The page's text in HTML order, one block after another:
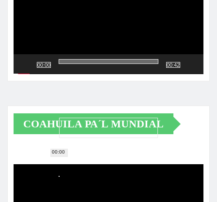
00:00
00:00
00:42
COAHUILA PA´L MUNDIAL
Reproductor